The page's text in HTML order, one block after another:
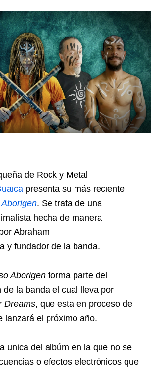
de Rock y Metal
presenta su más reciente
. Se trata de una
hecha de manera
Abraham
y fundador de la banda.
Aborigen forma parte del
de la banda el cual lleva por
Dreams, que esta en proceso de
lanzará el próximo año.
unica del albúm en la que no se
o efectos electrónicos que